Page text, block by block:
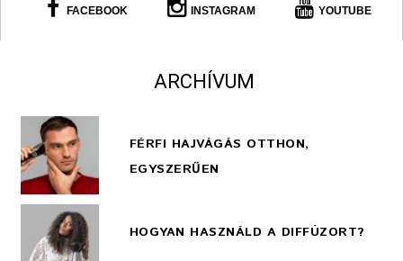
FACEBOOK INSTAGRAM YOUTUBE
ARCHÍVUM
FÉRFI HAJVÁGÁS OTTHON,
EGYSZERŰEN
HOGYAN HASZNÁLD A DIFFÚZORT?